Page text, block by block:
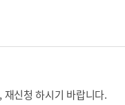
신청 하시기 바랍니다.